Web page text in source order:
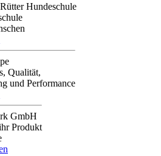
Hundeschule
Qualität,
und Performance
GmbH
Produkt